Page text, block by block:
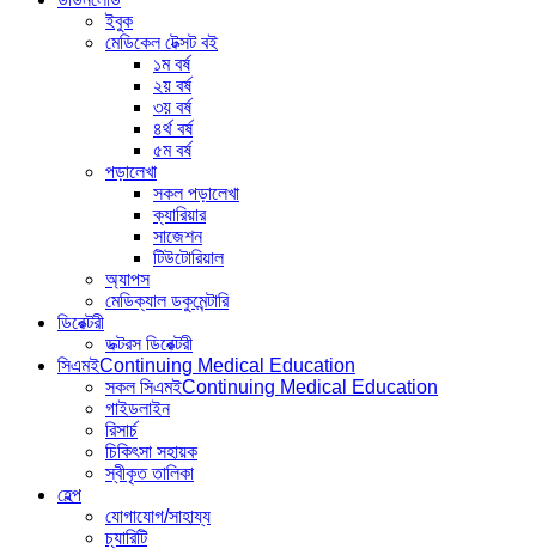
ইবুক
মেডিকেল টেক্সট বই
১ম বর্ষ
২য় বর্ষ
৩য় বর্ষ
৪র্থ বর্ষ
৫ম বর্ষ
পড়ালেখা
সকল পড়ালেখা
ক্যারিয়ার
সাজেশন
টিউটোরিয়াল
অ্যাপস
মেডিক্যাল ডকুমেন্টারি
ডিরেক্টরী
ডক্টরস ডিরেক্টরী
সিএমইContinuing Medical Education
সকল সিএমইContinuing Medical Education
গাইডলাইন
রিসার্চ
চিকিৎসা সহায়ক
স্বীকৃত তালিকা
হেল্প
যোগাযোগ/সাহায্য
চ্যারিটি